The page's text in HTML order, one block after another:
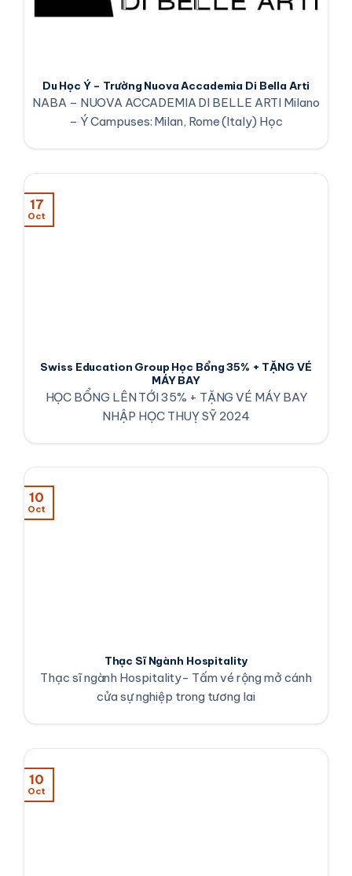
Du Học Ý – Trường Nuova Accademia Di Bella Arti
NABA – NUOVA ACCADEMIA DI BELLE ARTI Milano
– Ý Campuses: Milan, Rome (Italy) Học
Swiss Education Group Học Bổng 35% + TẶNG VÉ
MÁY BAY
HỌC BỔNG LÊN TỚI 35% + TẶNG VÉ MÁY BAY
NHẬP HỌC THUỴ SỸ 2024
17
Oct
Thạc Sĩ Ngành Hospitality
Thạc sĩ ngành Hospitality- Tấm vé rộng mở cánh
cửa sự nghiệp trong tương lai
10
Oct
10
Oct